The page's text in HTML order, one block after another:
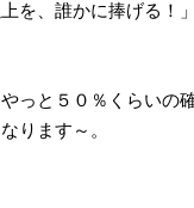
を、誰かに捧げる！」
っと５０％くらいの
ります～。